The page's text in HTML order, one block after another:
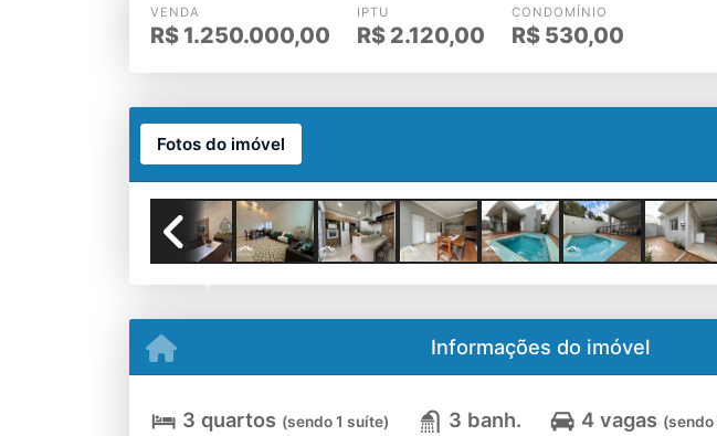
VENDA
R$ 1.250.000,00
IPTU
R$ 2.120,00
CONDOMÍNIO
R$ 530,00
Fotos do imóvel
Informações do imóvel
3 quartos (sendo 1 suíte) 3 banh. 4 vagas